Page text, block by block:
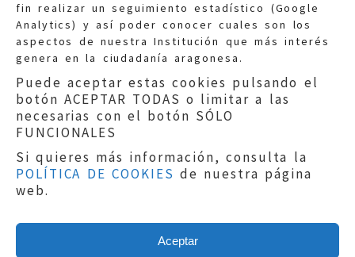
fin realizar un seguimiento estadístico (Google
Analytics) y así poder conocer cuales son los
aspectos de nuestra Institución que más interés
genera en la ciudadanía aragonesa.
Puede aceptar estas cookies pulsando el
botón ACEPTAR TODAS o limitar a las
necesarias con el botón SÓLO
FUNCIONALES
Si quieres más información, consulta la
POLÍTICA DE COOKIES de nuestra página
web.
Aceptar
Información general:
informacion@eljusticiadearagon.es
Teléfonos:900 210 210/
Aviso legal|Política de privacidad|
Protección de Datos
Política de cookies